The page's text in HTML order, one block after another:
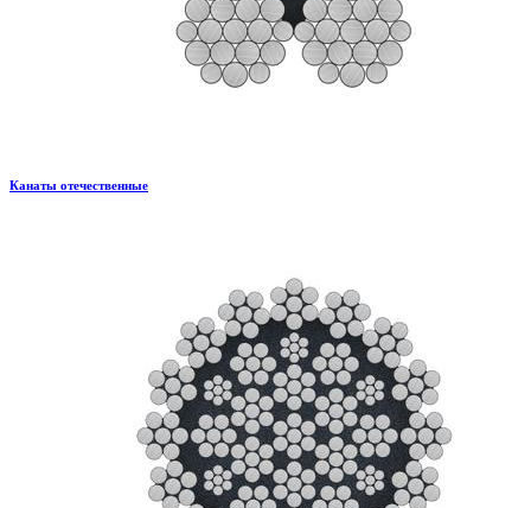
Канаты отечественные